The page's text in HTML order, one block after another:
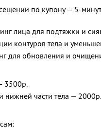
по купону — 5-
лица для подтяжки и
контуров тела и
для обновления и
3500р.
нижней части тела — 2000р.